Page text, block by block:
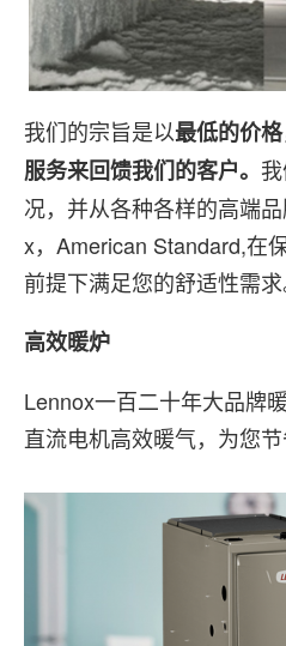
我们的宗旨是以最低的价
服务来回馈我们的客户。
况，并从各种各样的高端
x，American Standard,在
前提下满足您的舒适性需求
高效暖炉
Lennox一百二十年大品牌
直流电机高效暖气，为您节